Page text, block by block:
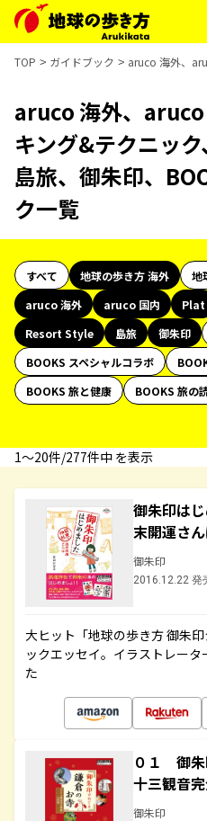
TOP ガイドブック aruco 海外、
aruco 海外、
キング&テクニッ
島旅、御朱印、
ク一覧
すべて 地球の歩き方 海外
地
aruco 海外
aruco 国内 Plat
Resort Style
島旅 御朱印
BOOKS スペシャルコラボ
BOOKS 旅と健康
BOOKS 旅の
1〜20件/277件中 を表示
御朱印は
末開運さ
御朱印
2016.12.22 発
大ヒット「地球の歩き方 御朱
ックエッセイ。イラストレー
た
０１ 御
十三観音
御朱印